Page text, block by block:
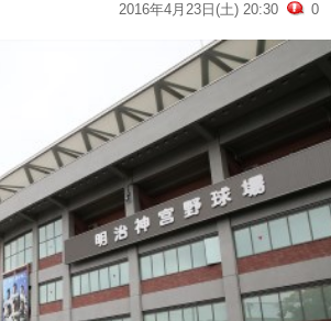
2016年4月23日(土) 20:30 0